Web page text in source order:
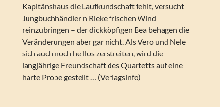
Kapitänshaus die Laufkundschaft fehlt, versucht
Jungbuchhändlerin Rieke frischen Wind
reinzubringen – der dickköpfigen Bea behagen die
Veränderungen aber gar nicht. Als Vero und Nele
sich auch noch heillos zerstreiten, wird die
langjährige Freundschaft des Quartetts auf eine
harte Probe gestellt … (Verlagsinfo)